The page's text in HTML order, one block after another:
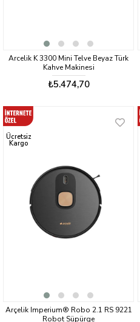
Arcelik K 3300 Mini Telve Beyaz Türk
Kahve Makinesi
₺5.474,70
Arçelik Imperium® Robo 2.1 RS 9221
Robot Süpürge
Ücretsiz
Kargo